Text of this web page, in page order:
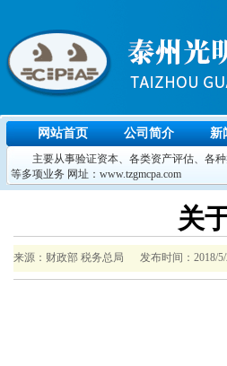
网站首页 公司简介 新
主要从事验证资本、各类资产评估、各种
等多项业务 网址：www.tzgmcpa.com
关
来源：财政部 税务总局 发布时间：2018/5/